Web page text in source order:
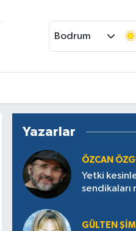
Bodrum
Yazarlar
ÖZCAN
Yetki
sendikaları
GÜLTEN